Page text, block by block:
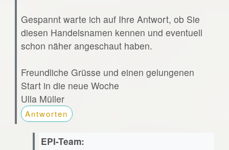
Gespannt warte ich auf Ihre Antwort, ob Sie
diesen Handelsnamen kennen und eventuell
schon näher angeschaut haben.
Freundliche Grüsse und einen gelungenen
Start in die neue Woche
Ulla Müller
Antworten
EPI-Team: